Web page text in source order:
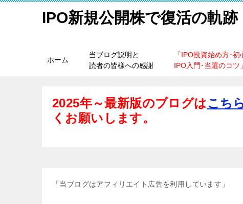
IPO新規公開株で復活の軌跡
ホーム
当ブログ説明と
読者の皆様への感謝
「IPO投資始め方･初
IPO入門･当選のコツ」
2025年～最新版のブログはこち
くお願いします。
「当ブログはアフィリエイト広告を利用しています」